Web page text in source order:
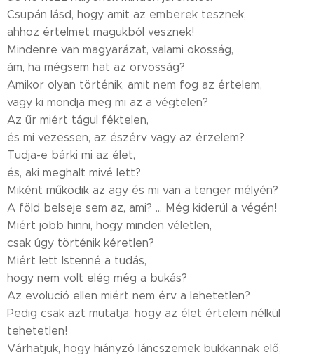
Csupán lásd, hogy amit az emberek tesznek,
ahhoz értelmet magukból vesznek!
Mindenre van magyarázat, valami okosság,
ám, ha mégsem hat az orvosság?
Amikor olyan történik, amit nem fog az értelem,
vagy ki mondja meg mi az a végtelen?
Az űr miért tágul féktelen,
és mi vezessen, az észérv vagy az érzelem?
Tudja-e bárki mi az élet,
és, aki meghalt mivé lett?
Miként működik az agy és mi van a tenger mélyén?
A föld belseje sem az, ami? ... Még kiderül a végén!
Miért jobb hinni, hogy minden véletlen,
csak úgy történik kéretlen?
Miért lett Istenné a tudás,
hogy nem volt elég még a bukás?
Az evolució ellen miért nem érv a lehetetlen?
Pedig csak azt mutatja, hogy az élet értelem nélkül
tehetetlen!
Várhatjuk, hogy hiányzó láncszemek bukkannak elő,